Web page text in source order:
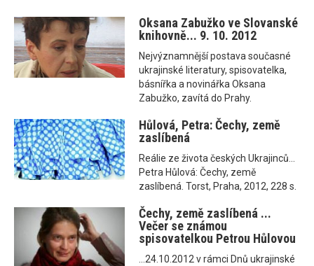
Oksana Zabužko ve Slovanské
knihovně... 9. 10. 2012
Nejvýznamnější postava současné
ukrajinské literatury, spisovatelka,
básnířka a novinářka Oksana
Zabužko, zavítá do Prahy.
Hůlová, Petra: Čechy, země
zaslíbená
Reálie ze života českých Ukrajinců...
Petra Hůlová: Čechy, země
zaslíbená. Torst, Praha, 2012, 228 s.
Čechy, země zaslíbená ...
Večer se známou
spisovatelkou Petrou Hůlovou
...24.10.2012 v rámci Dnů ukrajinské